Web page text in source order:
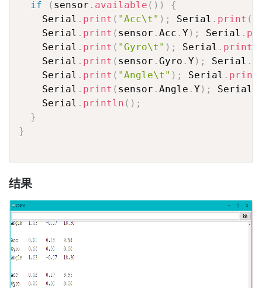
if
( sensor . available ( ) )
{
    Serial
. print ( "Acc\t" ) ; Serial . print (
    Serial
. print ( sensor . Acc . Y) ; Serial .
    Serial
. print ( "Gyro\t" ) ; Serial . print
    Serial
. print ( sensor . Gyro . Y) ; Serial .
    Serial
. print ( "Angle\t" ) ; Serial . print
    Serial
. print ( sensor . Angle . Y) ; Serial
    Serial
. println ( ) ;
}
}
结果